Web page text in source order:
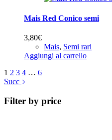
Mais Red Conico semi
3,80€
Mais, Semi rari
Aggiungi al carrello
1 2 3 4 … 6
Succ
Filter by price